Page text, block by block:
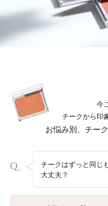
今
チークから印
お悩み別、チー
Q.
チークはずっと同じ
大丈夫？